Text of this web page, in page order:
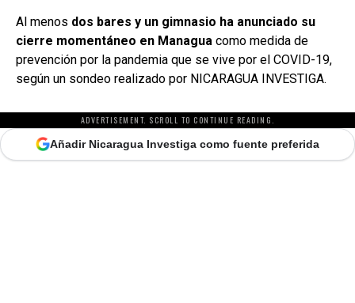
Al menos dos bares y un gimnasio ha anunciado su
cierre momentáneo en Managua como medida de
prevención por la pandemia que se vive por el COVID-19,
según un sondeo realizado por NICARAGUA INVESTIGA.
ADVERTISEMENT. SCROLL TO CONTINUE READING.
Añadir Nicaragua Investiga como fuente preferida